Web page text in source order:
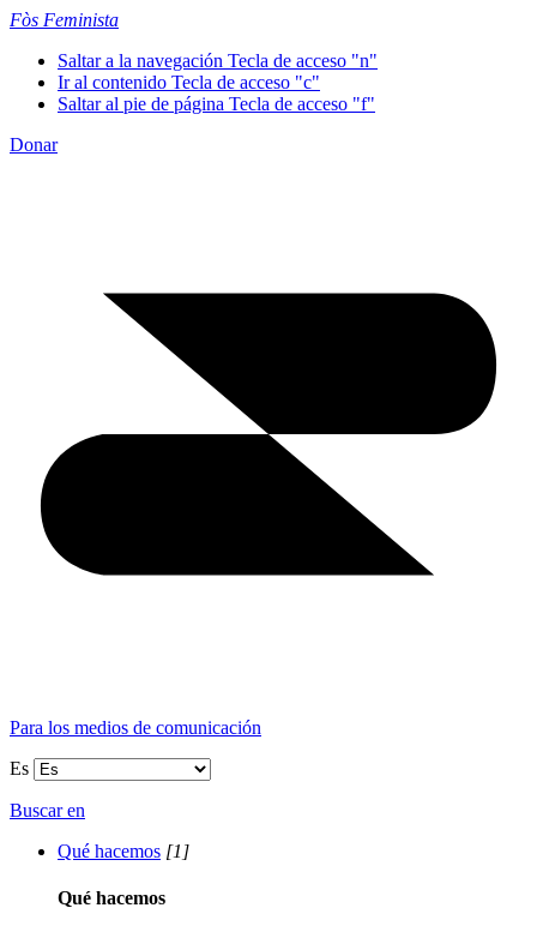
Fòs Feminista
Saltar a la navegación Tecla de acceso "n"
Ir al contenido Tecla de acceso "c"
Saltar al pie de página Tecla de acceso "f"
Donar
Para los medios de comunicación
Es
Buscar en
Qué hacemos [1]
Qué hacemos